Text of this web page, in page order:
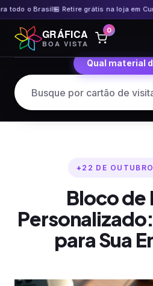
o Brasil🏪 Retire grátis na loja em Curitiba
Pular
para
o
GRÁFICA
BOA VISTA
0
Qual material
22 DE
Bloco de
para Sua